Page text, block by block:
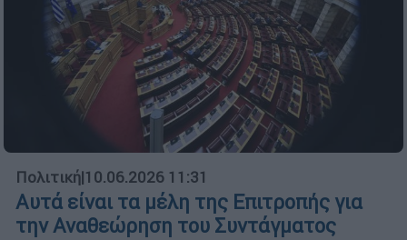
Πολιτική|10.06.2026 11:31
Αυτά είναι τα μέλη της Επιτροπής για
την Αναθεώρηση του Συντάγματος